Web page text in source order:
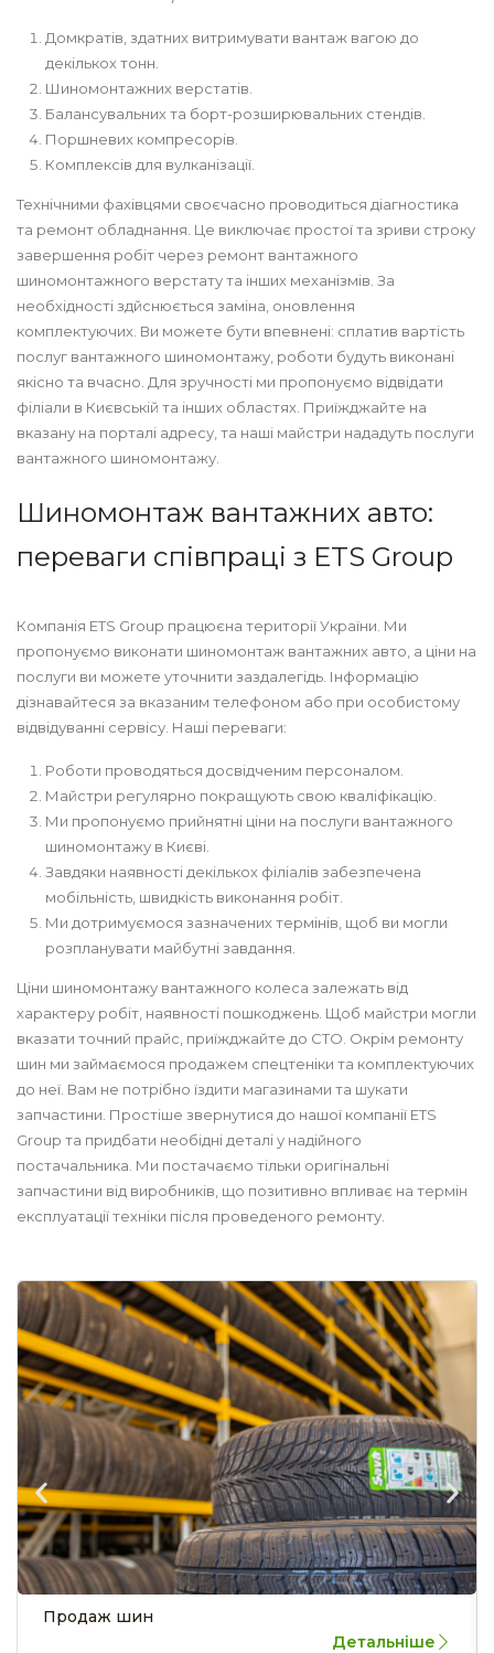
Домкратів, здатних витримувати вантаж вагою до
декількох тонн.
Шиномонтажних верстатів.
Балансувальних та борт-розширювальних стендів.
Поршневих компресорів.
Комплексів для вулканізації.
Технічними фахівцями своєчасно проводиться діагностика
та ремонт обладнання. Це виключає простої та зриви строку
завершення робіт через ремонт вантажного
шиномонтажного верстату та інших механізмів. За
необхідності здйснюється заміна, оновлення
комплектуючих. Ви можете бути впевнені: сплатив вартість
послуг вантажного шиномонтажу, роботи будуть виконані
якісно та вчасно. Для зручності ми пропонуємо відвідати
філіали в Києвській та інших областях. Приїжджайте на
вказану на порталі адресу, та наші майстри нададуть послуги
вантажного шиномонтажу.
Шиномонтаж вантажних авто:
переваги співпраці з ETS Group
Компанія ETS Group працюєна території України. Ми
пропонуємо виконати шиномонтаж вантажних авто, а ціни на
послуги ви можете уточнити заздалегідь. Інформацію
дізнавайтеся за вказаним телефоном або при особистому
відвідуванні сервісу. Наші переваги:
Роботи проводяться досвідченим персоналом.
Майстри регулярно покращують свою кваліфікацію.
Ми пропонуємо прийнятні ціни на послуги вантажного
шиномонтажу в Києві.
Завдяки наявності декількох філіалів забезпечена
мобільність, швидкість виконання робіт.
Ми дотримуємося зазначених термінів, щоб ви могли
розпланувати майбутні завдання.
Ціни шиномонтажу вантажного колеса залежать від
характеру робіт, наявності пошкоджень. Щоб майстри могли
вказати точний прайс, приїжджайте до СТО. Окрім ремонту
шин ми займаємося продажем спецтеніки та комплектуючих
до неї. Вам не потрібно їздити магазинами та шукати
запчастини. Простіше звернутися до нашої компанії ETS
Group та придбати необідні деталі у надійного
постачальника. Ми постачаємо тільки оригінальні
запчастини від виробників, що позитивно впливає на термін
експлуатації техніки після проведеного ремонту.
Продаж шин
Детальніше